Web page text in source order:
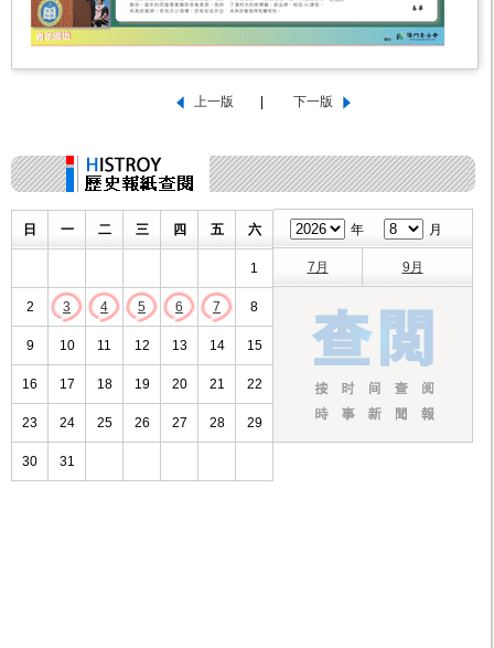
日 一 二 三 四 五 六
1
2 3 4 5 6 7 8
9 10 11 12 13 14 15
16 17 18 19 20 21 22
23 24 25 26 27 28 29
30 31
年 月
7月 9月